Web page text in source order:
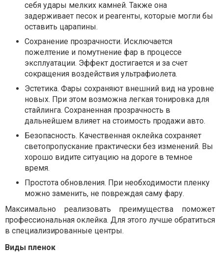
себя удары мелких камней. Также она
задерживает песок и реагенты, которые могли бы
оставить царапины.
Сохранение прозрачности. Исключается
пожелтение и помутнение фар в процессе
эксплуатации. Эффект достигается и за счет
сокращения воздействия ультрафиолета.
Эстетика. Фары сохраняют внешний вид на уровне
новых. При этом возможна легкая тонировка для
стайлинга. Сохраненная прозрачность в
дальнейшем влияет на стоимость продажи авто.
Безопасность. Качественная оклейка сохраняет
светопропускание практически без изменений. Вы
хорошо видите ситуацию на дороге в темное
время.
Простота обновления. При необходимости пленку
можно заменить, не повреждая саму фару.
Максимально реализовать преимущества поможет
профессиональная оклейка. Для этого лучше обратиться
в специализированные центры.
Виды пленок